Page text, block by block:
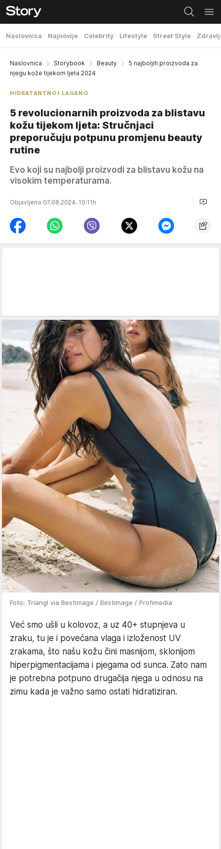
Naslovnica Najnovije Celebrity Lifestyle Street Style
Naslovnica Storybook Beauty
5 najboljih proizvoda za
njegu kože tijekom ljeta 2024
HIDRATANTNO I LAGANO
5 revolucionarnih proizvoda za blistavu
kožu tijekom ljeta: Stručnjaci
preporučuju potpunu promjenu beauty
rutine
Evo koji su najbolji proizvodi za blistavu kožu na
visokim temperaturama.
Objavljeno 07.08.2024. 10:11h
Foto: Triangl via Bestimage / Bestimage / Profimedia
Već smo ušli u kolovoz, a uz 40+ stupnjeva u
zraku, tu je i povećana vlaga i izloženost UV
zrakama, što našu kožu čini masnijom, sklonijom
hiperpigmentacijama i pjegama od sunca. Zato nam
je potrebna potpuno drugačija njega u odnosu na
zimu kada je važno samo ostati hidratiziran.